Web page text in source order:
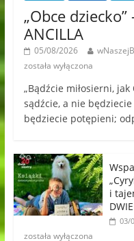
„Obce
ANCILLA
05/08/2026
została wyłączona
„Bądźcie miłosierni,
sądźcie, a nie
będziecie potępieni;
i
03/
została wyłączona